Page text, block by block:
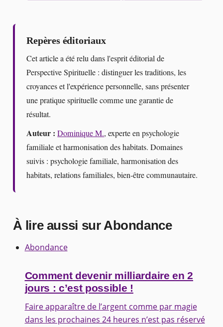
Repères éditoriaux
Cet article a été relu dans l'esprit éditorial de
Perspective Spirituelle : distinguer les traditions, les
croyances et l'expérience personnelle, sans présenter
une pratique spirituelle comme une garantie de
résultat.
Auteur : Dominique M., experte en psychologie
familiale et harmonisation des habitats. Domaines
suivis : psychologie familiale, harmonisation des
habitats, relations familiales, bien-être communautaire.
À lire aussi sur Abondance
Abondance
Comment devenir milliardaire en 2
jours : c’est possible !
Faire apparaître de l’argent comme par magie
dans les prochaines 24 heures n’est pas réservé